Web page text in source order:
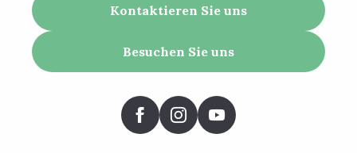
Kontaktieren Sie uns
Besuchen Sie uns